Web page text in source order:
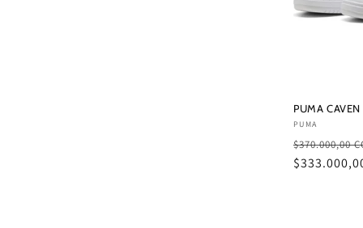
PUMA
Proveedor:
PUMA
Precio
habitual
$370.000,00